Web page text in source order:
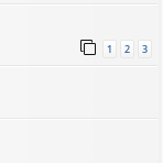
1 2 3